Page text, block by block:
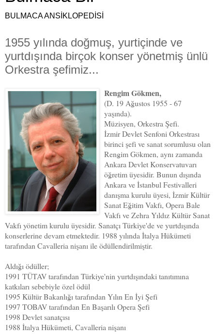
BULMACA ANSİKLOPEDİSİ
1955 yılında doğmuş, yurtiçinde ve
yurtdışında birçok konser yönetmiş ünlü
Orkestra şefimiz...
Rengim Gökmen,
(D. 19 Ağustos 1955 - 67
yaşında).
Müzisyen, Orkestra Şefi.
İzmir Devlet Senfoni Orkestrası
birinci şefi ve sanat sorumlusu olan
Rengim Gökmen, aynı zamanda
Ankara Devlet Konservatuvarı
öğretim üyesidir. Bunun dışında
Ankara ve İstanbul Festivalleri
danışma kurulu üyesi, İzmir Kültür
Sanat Eğitim Vakfı, Opera Bale
Vakfı ve Zehra Yıldız Kültür Sanat
Vakfı yönetim kurulu üyesidir. Sanatçı Türkiye'de ve yurtdışında
konserlerine devam etmektedir. 1988 yılında İtalya Hükümeti
tarafından Cavalleria nişanı ile ödüllendirilmiştir.
Aldığı ödüller;
1991 TÜTAV tarafından Türkiye'nin yurtdışındaki tanıtımına
katkıları sebebiyle özel ödül
1995 Kültür Bakanlığı tarafından Yılın En İyi Şefi
1997 TOBAV tarafından En Başarılı Opera Şefi
1998 Devlet sanatçısı
1988 İtalya Hükümeti, Cavalleria nişanı